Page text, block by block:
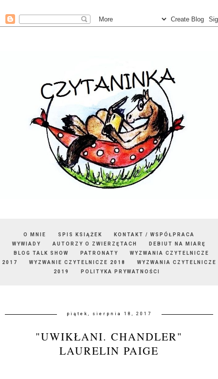
O MNIE SPIS KSIĄŻEK
KONTAKT / WSPÓŁPRACA
WYWIADY
AUTORZY O ZWIERZĘTACH
DEBIUT NA MIARĘ
BLOG TALK SHOW
PATRONATY
WYZWANIA CZYTELNICZE
2017
WYZWANIE CZYTELNICZE 2018
WYZWANIA CZYTELNICZE
2019
POLITYKA PRYWATNOŚCI
piątek, sierpnia 18, 2017
"UWIKŁANI. CHANDLER"
LAURELIN PAIGE